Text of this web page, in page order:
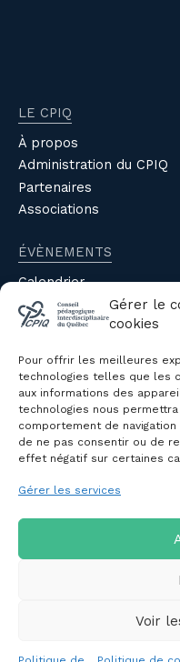
Gérer le
cookies
Pour offrir les meilleures
technologies telles que les
aux informations des
technologies nous
comportement de
de ne pas consentir ou de
effet négatif sur certaines
Gérer les services
Voir
LE CPIQ
À propos
Administration du CPIQ
Partenaires
Associations
ÉVÈNEMENTS
Calendrier
Évènements du CPIQ
Revue
Avis et mémoires
Autres publications
NOUS JOINDRE
Politique de
Politique de cookies (CA)
Copyright © 2026